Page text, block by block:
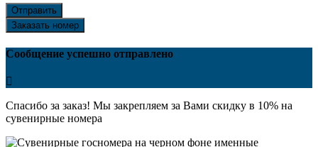
Отправить
Заказать номер
Сообщение успешно отправлено
Спасибо за заказ! Мы закрепляем за Вами скидку в 10% на
сувенирные номера